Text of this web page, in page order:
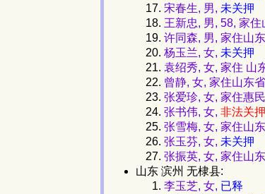
宋春生, 男, 未关押
王新忠, 男, 58, 家
许同森, 男, 家住山
杨玉兰, 女, 未关押
袁绍秀, 女, 家住 山
曾静, 女, 家住山东
张爱珍, 女, 家住惠
张书伟, 女, 非法关押
张雪梅, 女, 家住山
张玉芬, 女, 未关押
张振英, 女, 家住山
山东 滨州 无棣县:
李玉芝, 女, 已释